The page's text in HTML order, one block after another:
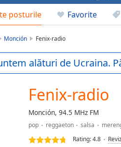
posturile Favorite
Monción Fenix-radio
alături de Ucraina.
Fenix-radio
Monción, 94.5 MHz FM
pop reggaeton salsa
Rating:4.8